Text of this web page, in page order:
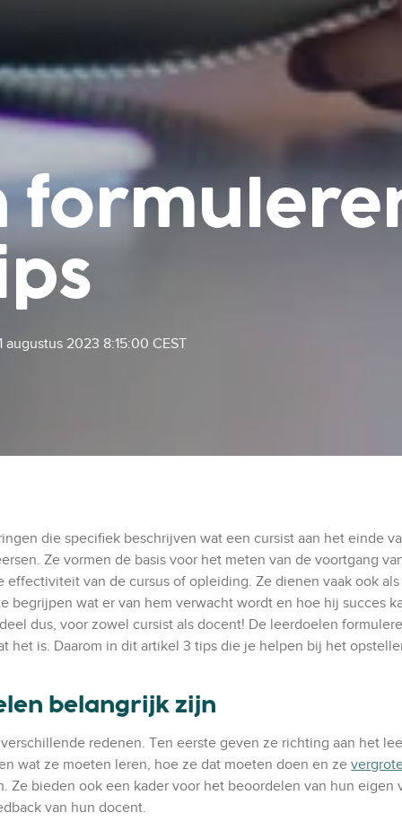
augustus 2023 8:15:00 CEST
die specifiek beschrijven wat een cursist aan het einde
Ze vormen de basis voor het meten van de voortgang
effectiviteit van de cursus of opleiding. Ze dienen vaak ook
begrijpen wat er van hem verwacht wordt en hoe hij succes
dus, voor zowel cursist als docent! De leerdoelen
het is. Daarom in dit artikel 3 tips die je helpen bij het
belangrijk zijn
redenen. Ten eerste geven ze richting aan het
wat ze moeten leren, hoe ze dat moeten doen en ze
Ze bieden ook een kader voor het beoordelen van hun eigen
van hun docent.